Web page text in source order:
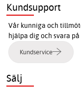
Kundsupport
Vår kunniga och
hjälpa dig och svara
Kundservice
Sälj